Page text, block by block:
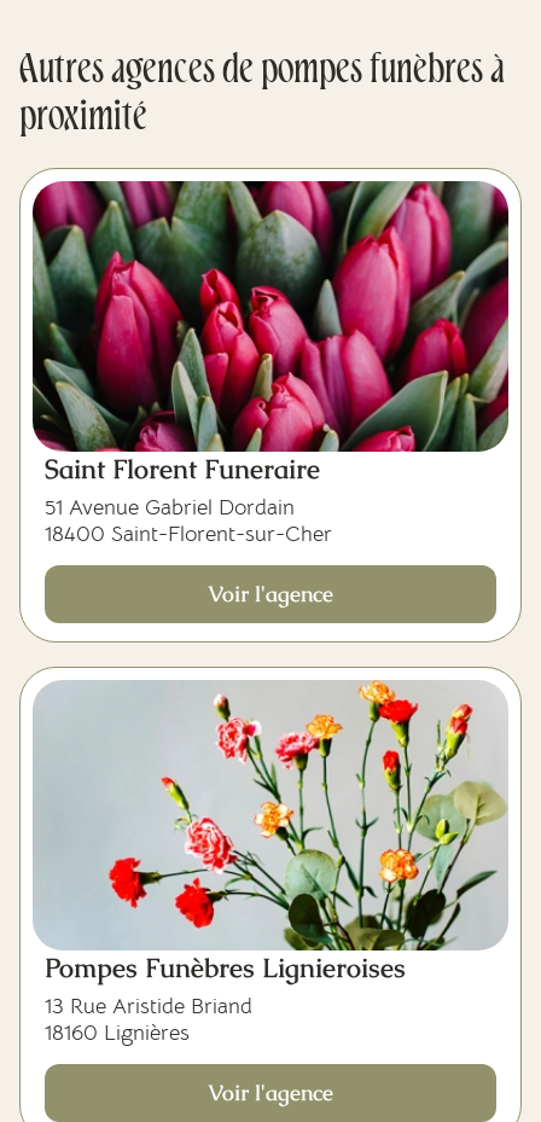
Autres agences de pompes funèbres à
proximité
Saint Florent Funeraire
51 Avenue Gabriel Dordain
18400 Saint-Florent-sur-Cher
Voir l'agence
Pompes Funèbres Lignieroises
13 Rue Aristide Briand
18160 Lignières
Voir l'agence